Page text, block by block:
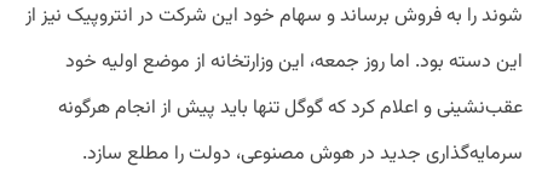
شوند را به فروش برساند و سهام خود این شرکت در انتروپیک نیز از
این دسته بود. اما روز جمعه، این وزارتخانه از موضع اولیه خود
عقب‌نشینی و اعلام کرد که گوگل تنها باید پیش از انجام هرگونه
سرمایه‌گذاری جدید در هوش مصنوعی، دولت را مطلع سازد.